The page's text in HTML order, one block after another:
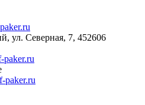
ул. Северная, 7, 452606
paker.ru
paker.ru